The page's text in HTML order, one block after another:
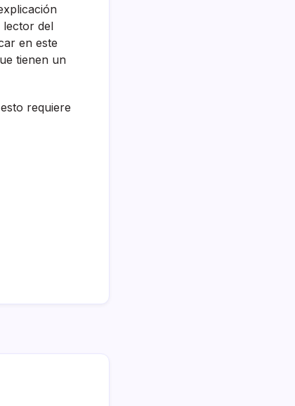
lector del
en este
tienen un
requiere